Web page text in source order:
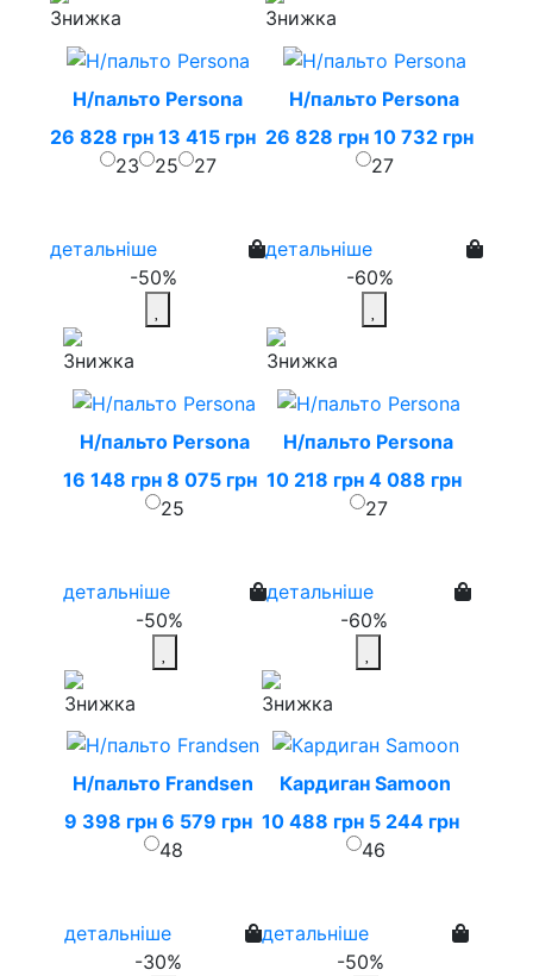
Н/пальто Persona
26 828 грн 13 415 грн
23
25 27
детальніше
-50%
Н/пальто Persona
26 828 грн 10 732 грн
27
детальніше
-60%
Н/пальто Persona
16 148 грн 8 075 грн
25
детальніше
-50%
Н/пальто Persona
10 218 грн 4 088 грн
27
детальніше
-60%
Н/пальто Frandsen
9 398 грн 6 579 грн
48
детальніше
-30%
Кардиган Samoon
10 488 грн 5 244 грн
46
детальніше
-50%